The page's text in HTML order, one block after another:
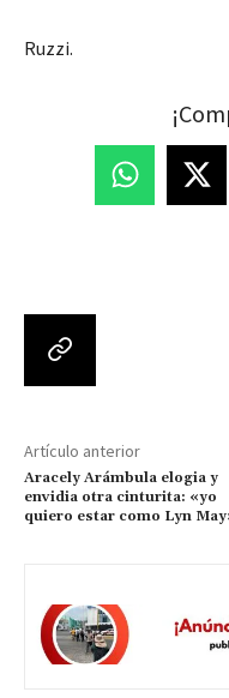
Ruzzi.
Artículo anterior
Aracely Arámbula elogia y
envidia otra cinturita: «yo
quiero estar como Lyn